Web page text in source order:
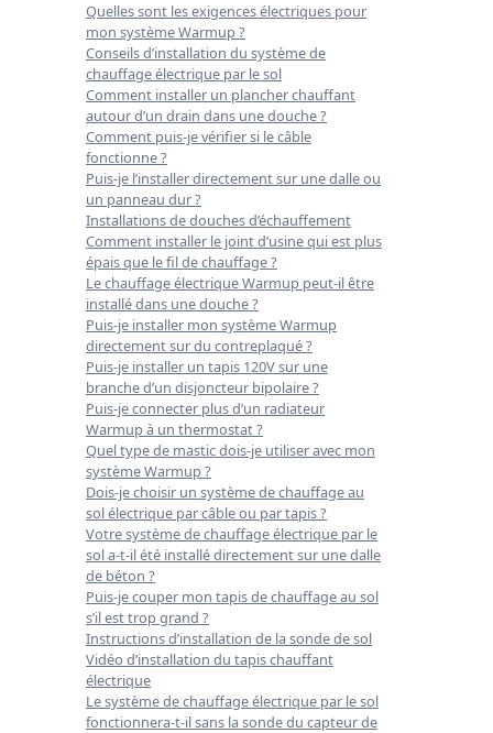
Quelles sont les exigences électriques pour
mon système Warmup ?
Conseils d’installation du système de
chauffage électrique par le sol
Comment installer un plancher chauffant
autour d’un drain dans une douche ?
Comment puis-je vérifier si le câble
fonctionne ?
Puis-je l’installer directement sur une dalle ou
un panneau dur ?
Installations de douches d’échauffement
Comment installer le joint d’usine qui est plus
épais que le fil de chauffage ?
Le chauffage électrique Warmup peut-il être
installé dans une douche ?
Puis-je installer mon système Warmup
directement sur du contreplaqué ?
Puis-je installer un tapis 120V sur une
branche d’un disjoncteur bipolaire ?
Puis-je connecter plus d’un radiateur
Warmup à un thermostat ?
Quel type de mastic dois-je utiliser avec mon
système Warmup ?
Dois-je choisir un système de chauffage au
sol électrique par câble ou par tapis ?
Votre système de chauffage électrique par le
sol a-t-il été installé directement sur une dalle
de béton ?
Puis-je couper mon tapis de chauffage au sol
s’il est trop grand ?
Instructions d’installation de la sonde de sol
Vidéo d’installation du tapis chauffant
électrique
Le système de chauffage électrique par le sol
fonctionnera-t-il sans la sonde du capteur de